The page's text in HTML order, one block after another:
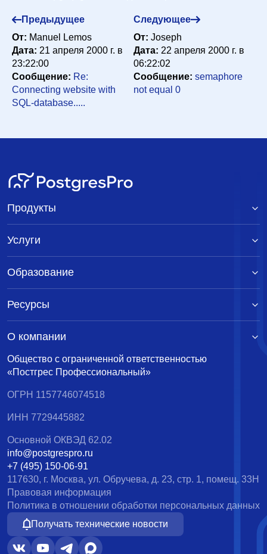
Предыдущее
От: Manuel Lemos
Дата: 21 апреля 2000 г. в
23:22:00
Сообщение: Re:
Connecting website with
SQL-database.....
Следующее
От: Joseph
Дата: 22 апреля 2000 г. в
06:22:02
Сообщение: semaphore
not equal 0
Общество с ограниченной ответственностью
«Постгрес Профессиональный»
ОГРН 1157746074518
ИНН 7729445882
Основной ОКВЭД 62.02
info@postgrespro.ru
+7 (495) 150-06-91
117630, г. Москва, ул. Обручева, д. 23, стр. 1, помещ. 33Н
Правовая информация
Политика в отношении обработки персональных данных
Получать технические новости
Продукты
Услуги
Образование
Ресурсы
О компании